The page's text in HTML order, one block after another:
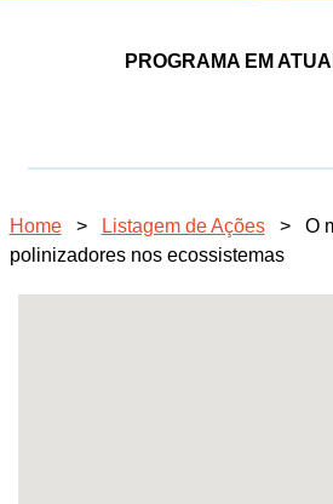
PROGRAMA EM
Home > Listagem de Ações >
O
polinizadores nos ecossistemas